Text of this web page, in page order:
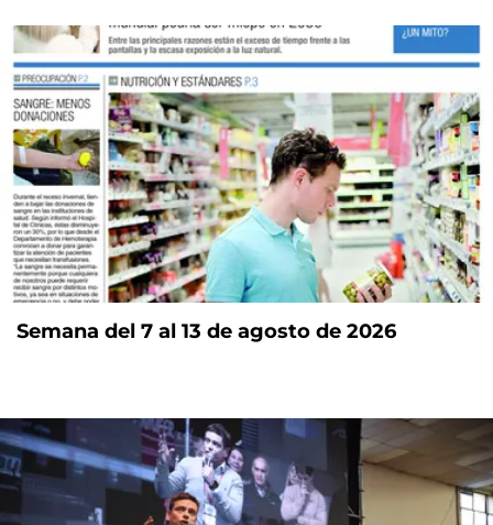
Semana del 7 al 13 de agosto de 2026